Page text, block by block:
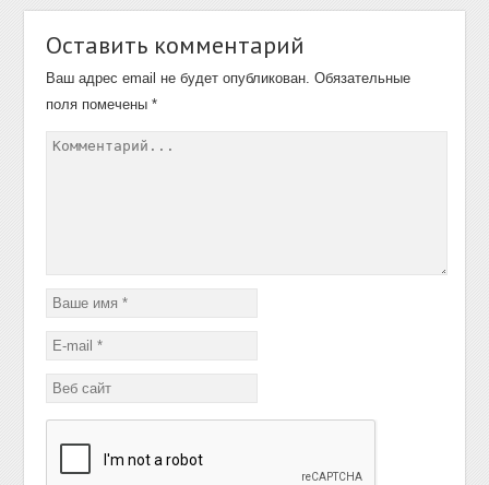
Оставить комментарий
Ваш адрес email не будет опубликован. Обязательные
поля помечены*